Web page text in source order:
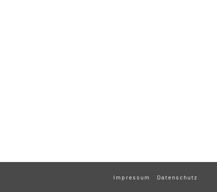
Impressum Datenschutz